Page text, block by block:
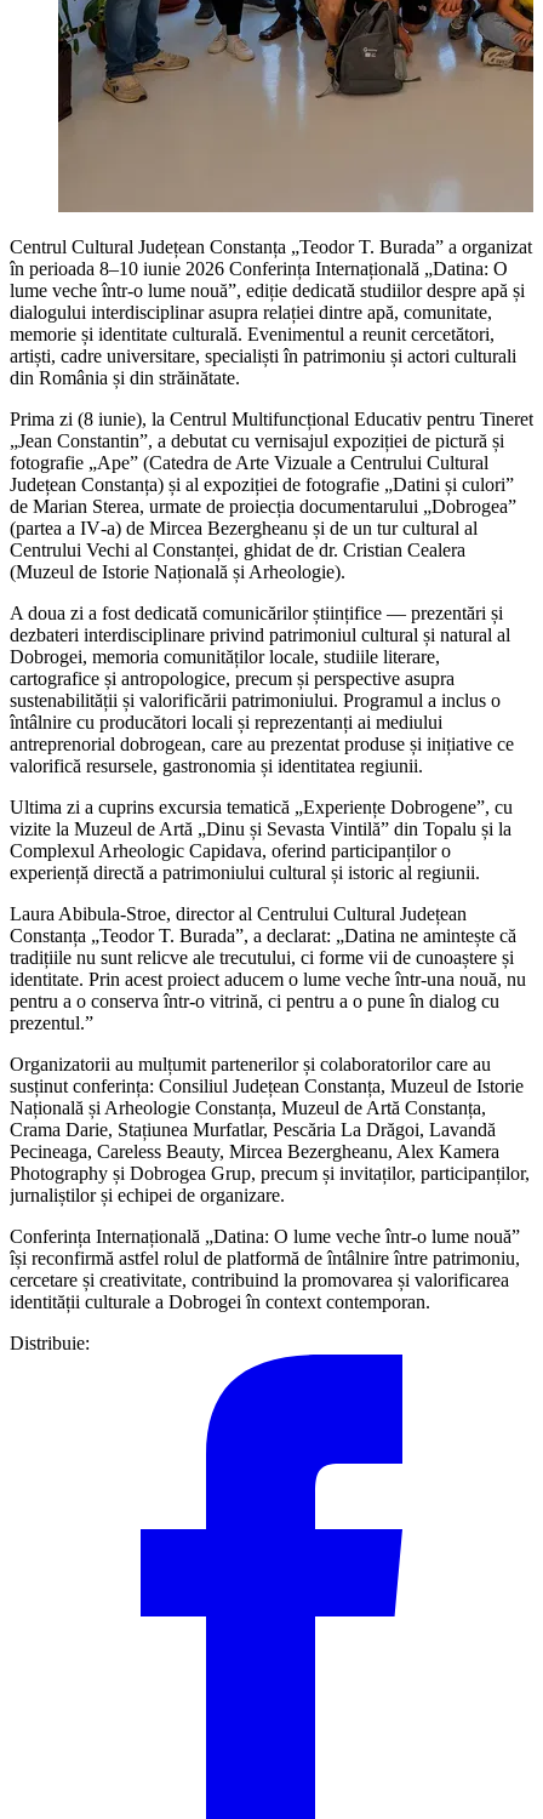
Centrul Cultural Județean Constanța „Teodor T. Burada” a organizat
în perioada 8–10 iunie 2026 Conferința Internațională „Datina: O
lume veche într-o lume nouă”, ediție dedicată studiilor despre apă și
dialogului interdisciplinar asupra relației dintre apă, comunitate,
memorie și identitate culturală. Evenimentul a reunit cercetători,
artiști, cadre universitare, specialiști în patrimoniu și actori culturali
din România și din străinătate.
Prima zi (8 iunie), la Centrul Multifuncțional Educativ pentru Tineret
„Jean Constantin”, a debutat cu vernisajul expoziției de pictură și
fotografie „Ape” (Catedra de Arte Vizuale a Centrului Cultural
Județean Constanța) și al expoziției de fotografie „Datini și culori”
de Marian Sterea, urmate de proiecția documentarului „Dobrogea”
(partea a IV‑a) de Mircea Bezergheanu și de un tur cultural al
Centrului Vechi al Constanței, ghidat de dr. Cristian Cealera
(Muzeul de Istorie Națională și Arheologie).
A doua zi a fost dedicată comunicărilor științifice — prezentări și
dezbateri interdisciplinare privind patrimoniul cultural și natural al
Dobrogei, memoria comunităților locale, studiile literare,
cartografice și antropologice, precum și perspective asupra
sustenabilității și valorificării patrimoniului. Programul a inclus o
întâlnire cu producători locali și reprezentanți ai mediului
antreprenorial dobrogean, care au prezentat produse și inițiative ce
valorifică resursele, gastronomia și identitatea regiunii.
Ultima zi a cuprins excursia tematică „Experiențe Dobrogene”, cu
vizite la Muzeul de Artă „Dinu și Sevasta Vintilă” din Topalu și la
Complexul Arheologic Capidava, oferind participanților o
experiență directă a patrimoniului cultural și istoric al regiunii.
Laura Abibula‑Stroe, director al Centrului Cultural Județean
Constanța „Teodor T. Burada”, a declarat: „Datina ne amintește că
tradițiile nu sunt relicve ale trecutului, ci forme vii de cunoaștere și
identitate. Prin acest proiect aducem o lume veche într‑una nouă, nu
pentru a o conserva într‑o vitrină, ci pentru a o pune în dialog cu
prezentul.”
Organizatorii au mulțumit partenerilor și colaboratorilor care au
susținut conferința: Consiliul Județean Constanța, Muzeul de Istorie
Națională și Arheologie Constanța, Muzeul de Artă Constanța,
Crama Darie, Stațiunea Murfatlar, Pescăria La Drăgoi, Lavandă
Pecineaga, Careless Beauty, Mircea Bezergheanu, Alex Kamera
Photography și Dobrogea Grup, precum și invitaților, participanților,
jurnaliștilor și echipei de organizare.
Conferința Internațională „Datina: O lume veche într‑o lume nouă”
își reconfirmă astfel rolul de platformă de întâlnire între patrimoniu,
cercetare și creativitate, contribuind la promovarea și valorificarea
identității culturale a Dobrogei în context contemporan.
Distribuie: